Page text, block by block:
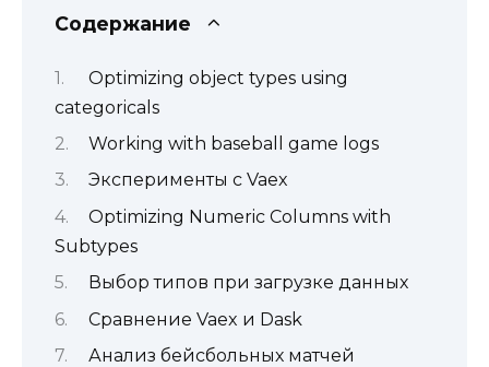
Содержание
Optimizing object types using
categoricals
Working with baseball game logs
Эксперименты с Vaex
Optimizing Numeric Columns with
Subtypes
Выбор типов при загрузке данных
Сравнение Vaex и Dask
Анализ бейсбольных матчей